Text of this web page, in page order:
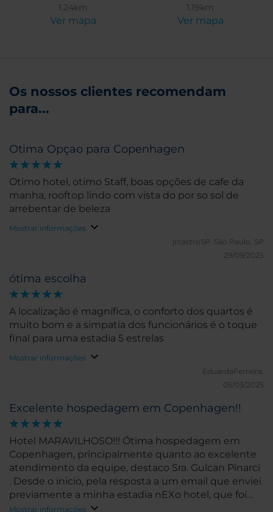
1.24km
Ver mapa
1.19km
Ver mapa
Os nossos clientes recomendam
para...
Otima Opçao para Copenhagen
Otimo hotel, otimo Staff, boas opções de cafe da
manha, rooftop lindo com vista do por so sol de
arrebentar de beleza
Mostrar informações
jrcastroSP. São Paulo, SP
29/09/2025
ótima escolha
A localização é magnífica, o conforto dos quartos é
muito bom e a simpatia dos funcionários é o toque
final para uma estadia 5 estrelas
Mostrar informações
EduardaFerreira.
05/03/2025
Excelente hospedagem em Copenhagen!!
Hotel MARAVILHOSO!!! Ótima hospedagem em
Copenhagen, principalmente quanto ao excelente
atendimento da equipe, destaco Sra. Gulcan Pinarci
. Desde o inicio, pela resposta a um email que enviei
previamente a minha estadia nEXo hotel, que foi
prontamente atendido pela Gulcan Pinarci, que
Mostrar informações